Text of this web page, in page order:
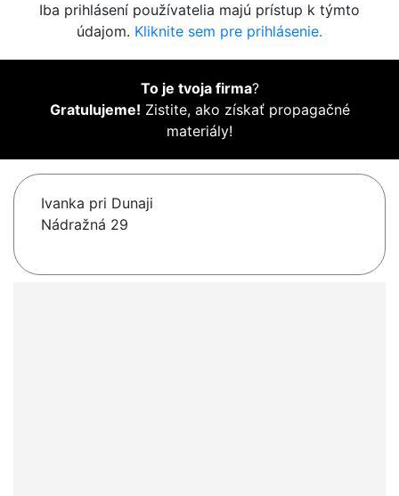
Iba prihlásení používatelia majú prístup k týmto
údajom. Kliknite sem pre prihlásenie.
To je tvoja firma?
Gratulujeme! Zistite, ako získať propagačné
materiály!
Ivanka pri Dunaji
Nádražná 29